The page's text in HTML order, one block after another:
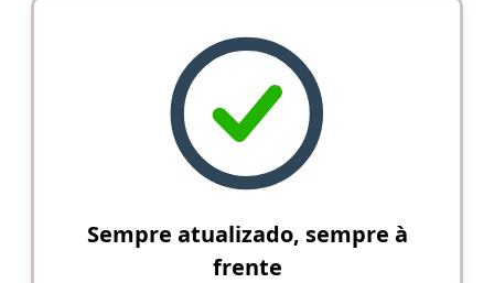
Sempre atualizado, sempre à
frente